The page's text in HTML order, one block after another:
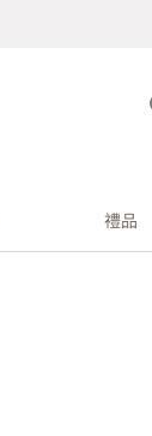
禮品